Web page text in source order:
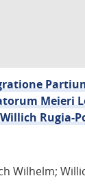
Meieri
Rugia-
Wilhelm;